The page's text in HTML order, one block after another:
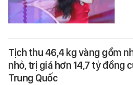
Tịch thu 46,4 kg vàng gồm
nhỏ, trị giá hơn 14,7 tỷ đồng
Trung Quốc